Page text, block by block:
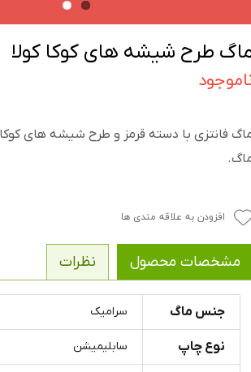
طرح شیشه های کوکا کولا
فانتزی با دسته قرمز و طرح شیشه های کوکا
افزودن به علاقه مندی ها
مشخصات محصول نظرات
جنس ماگ سرامیک
نوع چاپ سابلیمیشن